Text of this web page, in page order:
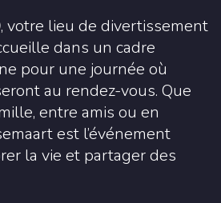
, votre lieu de divertissement
dans un cadre
pour une journée où
au rendez-vous. Que
entre amis ou en
est l’événement
la vie et partager des